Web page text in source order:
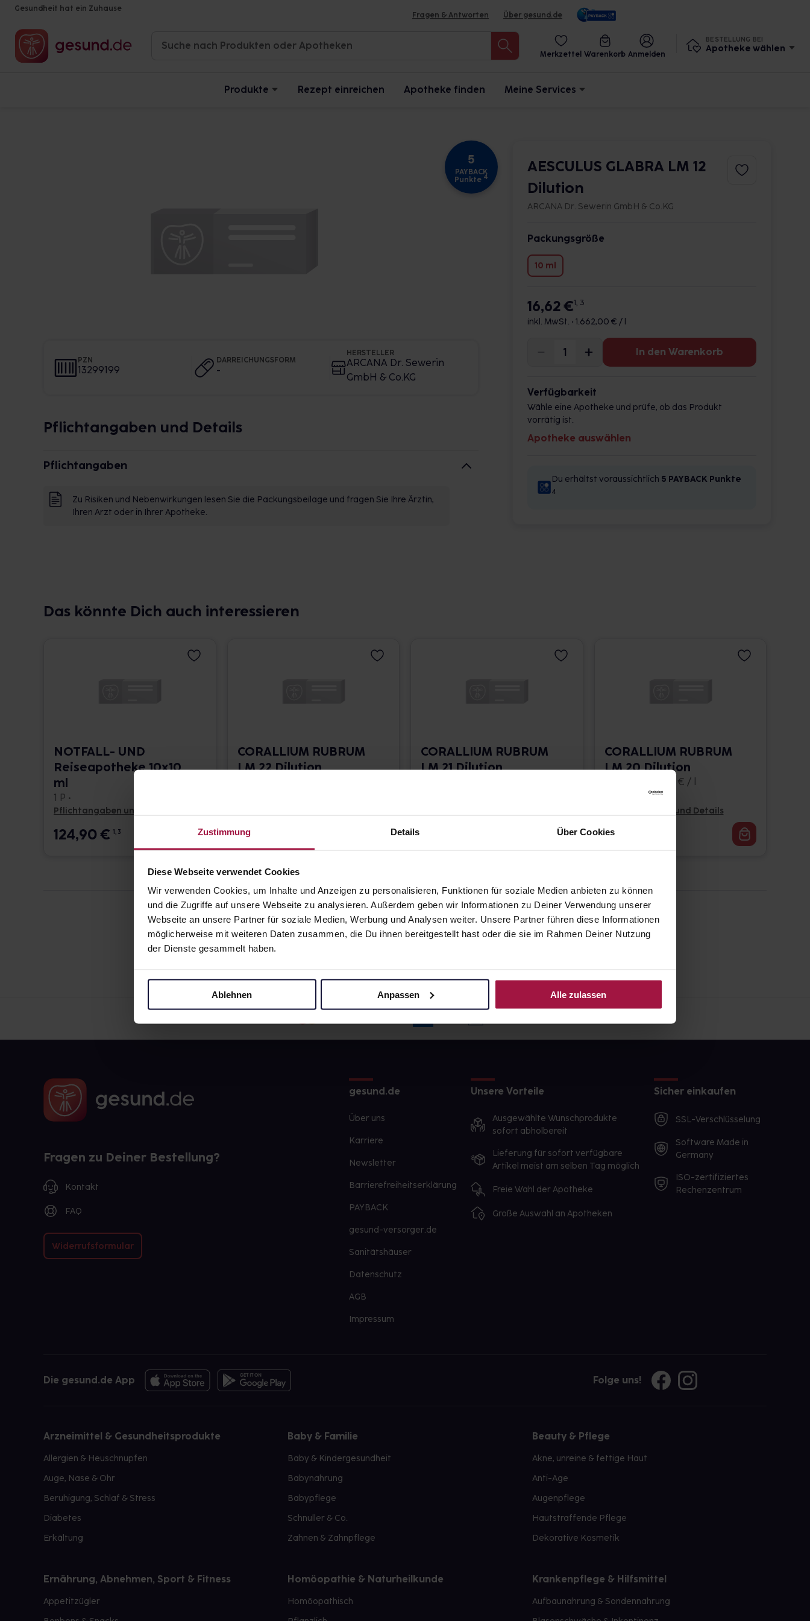
Zustimmung Details Über Cookies
Diese Webseite verwendet Cookies
Wir verwenden Cookies, um Inhalte und Anzeigen zu personalisieren, Funktionen für soziale Medien anbieten zu können
und die Zugriffe auf unsere Webseite zu analysieren. Außerdem geben wir Informationen zu Deiner Verwendung unserer
Webseite an unsere Partner für soziale Medien, Werbung und Analysen weiter. Unsere Partner führen diese Informationen
möglicherweise mit weiteren Daten zusammen, die Du ihnen bereitgestellt hast oder die sie im Rahmen Deiner Nutzung
der Dienste gesammelt haben.
Ablehnen Anpassen Alle zulassen
Gesundheit hat ein Zuhause
Fragen & Antworten Über gesund.de
Merkzettel Warenkorb Anmelden
BESTELLUNG BEI
Apotheke wählen
Produkte Rezept einreichen Apotheke finden Meine Services
5
PAYBACK
Punkte 4
PZN
13299199
DARREICHUNGSFORM
-
HERSTELLER
ARCANA Dr. Sewerin
GmbH & Co.KG
Pflichtangaben und Details
Pflichtangaben
Zu Risiken und Nebenwirkungen lesen Sie die Packungsbeilage und fragen Sie Ihre Ärztin,
Ihren Arzt oder in Ihrer Apotheke.
AESCULUS GLABRA LM 12
Dilution
ARCANA Dr. Sewerin GmbH & Co.KG
Packungsgröße
10 ml
16,62 €1, 3
inkl. MwSt. • 1.662,00 € / l
In den Warenkorb
Verfügbarkeit
Wähle eine Apotheke und prüfe, ob das Produkt
vorrätig ist.
Apotheke auswählen
Du erhältst voraussichtlich 5 PAYBACK Punkte
4
Das könnte Dich auch interessieren
NOTFALL- UND
Reiseapotheke 10x10
ml
1 P •
Pflichtangaben und Details
124,90€ 1, 3
CORALLIUM RUBRUM
LM 22 Dilution
17,66
CORALLIUM RUBRUM
LM 21 Dilution
CORALLIUM RUBRUM
LM 20 Dilution
10 ml • 1.662,00 € / l
Pflichtangaben und Details
16,62
Fragen zu Deiner Bestellung?
Kontakt
FAQ
Widerrufsformular
gesund.de
Über uns
Karriere
Newsletter
Barrierefreiheitserklärung
PAYBACK
gesund-versorger.de
Sanitätshäuser
Datenschutz
AGB
Impressum
Unsere Vorteile
Ausgewählte Wunschprodukte
sofort abholbereit
Lieferung für sofort verfügbare
Artikel meist am selben Tag möglich
Freie Wahl der Apotheke
Große Auswahl an Apotheken
Sicher einkaufen
SSL-Verschlüsselung
Software Made in
Germany
ISO-zertifiziertes
Rechenzentrum
Die gesund.de App Folge uns!
Arzneimittel & Gesundheitsprodukte
Allergien & Heuschnupfen
Auge, Nase & Ohr
Beruhigung, Schlaf & Stress
Diabetes
Erkältung
Baby & Familie
Baby & Kindergesundheit
Babynahrung
Babypflege
Schnuller & Co.
Zahnen & Zahnpflege
Beauty & Pflege
Akne, unreine & fettige Haut
Anti-Age
Augenpflege
Hautstraffende Pflege
Dekorative Kosmetik
Ernährung, Abnehmen, Sport & Fitness
Appetitzügler
Homöopathie & Naturheilkunde
Homöopathisch
Krankenpflege & Hilfsmittel
Aufbaunahrung & Sondennahrung